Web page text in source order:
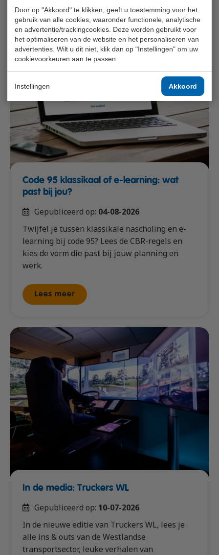
Door op "Akkoord" te klikken, geeft u toestemming voor het
gebruik van alle cookies, waaronder functionele, analytische
en advertentie/trackingcookies. Deze worden gebruikt voor
het optimaliseren van de website en het personaliseren van
advertenties. Wilt u dit niet, klik dan op "Instellingen" om uw
cookievoorkeuren aan te passen.
Instellingen Akkoord
Code 95 klassikaal of e-learning: wat
past bij jou?
Gepubliceerd op: 04-08-2026
Twijfel je tussen klassikale nascholing en e-
learning bij code 95? Lees de CBR-regels en
kies de vorm die past bij jouw planning en
werk.
Lees meer
In de media: Truckers WL
Gepubliceerd op: 10-07-2026
In de nieuwe editie van Truckers WL, lees je
alle ins & outs van de Westlandse
transportsector, leuke verhalen van